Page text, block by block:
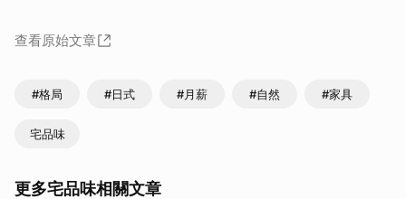
查看原始文章
#格局 #日式 #月薪 #自然 #家具
宅品味
更多宅品味相關文章